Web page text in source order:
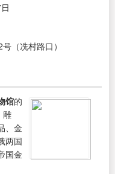
（冼村路口）
馆的
雕
、金
两国
国金